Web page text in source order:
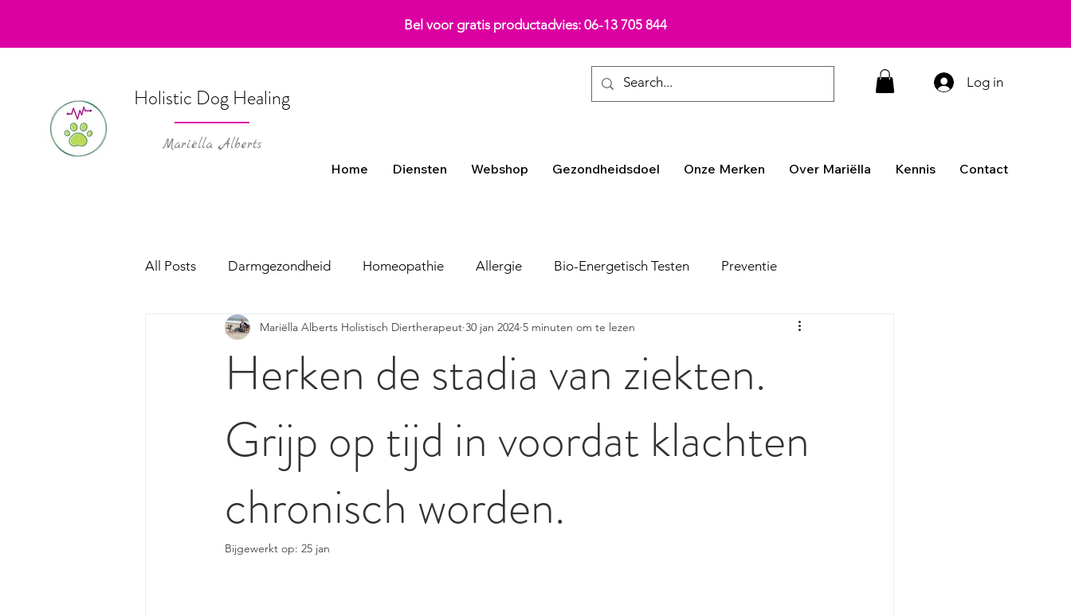
Bel voor gratis productadvies: 06-13 705 844
Holistic Dog Healing
Mariëlla Alberts
Log in
Home Diensten Webshop Gezondheidsdoel Onze Merken Over Mariëlla Kennis Contact
All Posts Darmgezondheid Homeopathie Allergie Bio-Energetisch Testen Preventie
Holistische oplossingen Productinformatie Voeding
Herken de stadia van ziekten.
Grijp op tijd in voordat klachten
chronisch worden.
Mariëlla Alberts Holistisch Diertherapeut 30 jan 2024 5 minuten om te lezen
Bijgewerkt op: 25 jan